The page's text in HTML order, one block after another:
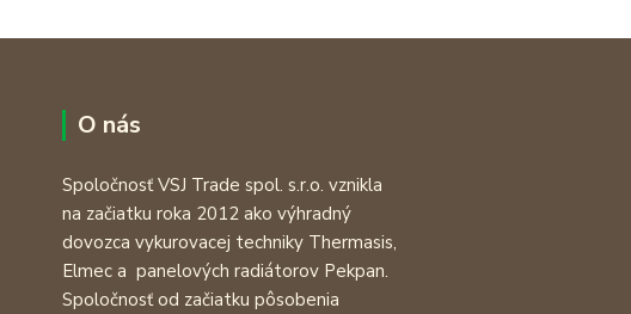
O nás
Spoločnosť VSJ Trade spol. s.r.o. vznikla
na začiatku roka 2012 ako výhradný
dovozca vykurovacej techniky Thermasis,
Elmec a panelových radiátorov Pekpan.
Spoločnosť od začiatku pôsobenia